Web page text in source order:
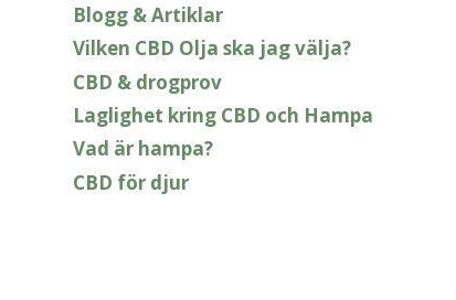
Blogg & Artiklar
Vilken CBD Olja ska jag välja?
CBD & drogprov
Laglighet kring CBD och Hampa
Vad är hampa?
CBD för djur